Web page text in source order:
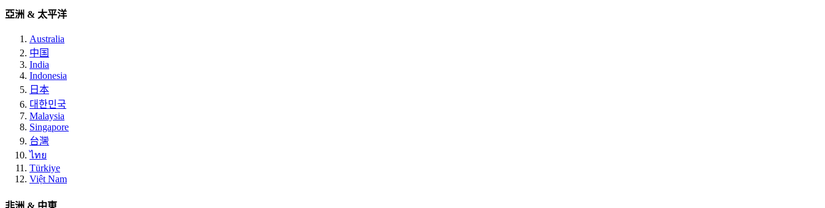
亞洲 & 太平洋
Australia
中国
India
Indonesia
日本
대한민국
Malaysia
Singapore
台灣
ไทย
Türkiye
Việt Nam